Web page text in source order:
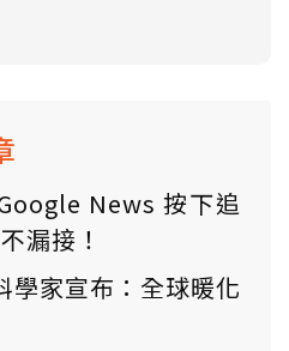
News 按下追
漏接！
學家宣布：全球暖化